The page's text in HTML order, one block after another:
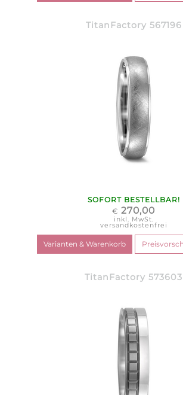
TitanFactory 567196
SOFORT BESTELLBAR!
€ 270,00
inkl. MwSt.
versandkostenfrei
TitanFactory 573603